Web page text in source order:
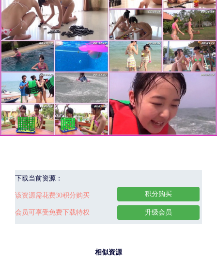
下载当前资源：
该资源需花费30积分购买
会员可享受免费下载特权
积分购买
升级会员
相似资源